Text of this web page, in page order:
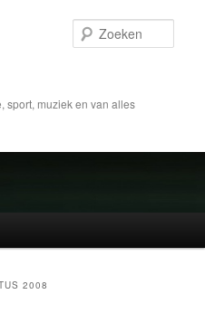
sport, muziek en van alles
2008